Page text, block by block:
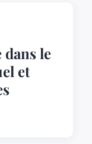
le
et